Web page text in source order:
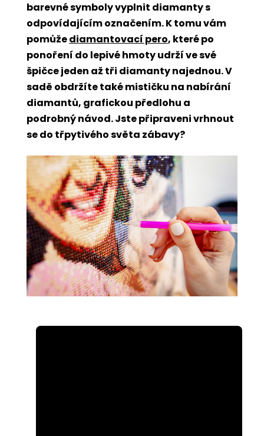
barevné symboly vyplnit diamanty s
odpovídajícím označením. K tomu vám
pomůžediamantovací pero, které po
ponoření do lepivé hmoty udrží ve své
špičce jeden až tři diamanty najednou. V
sadě obdržíte také mističku na nabírání
diamantů, grafickou předlohu a
podrobný návod. Jste připraveni vrhnout
se do třpytivého světa zábavy?